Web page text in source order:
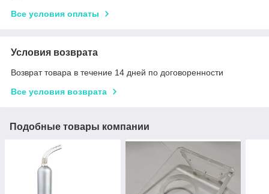
Все условия оплаты
Условия возврата
Возврат товара в течение 14 дней по договоренности
Все условия возврата
Подобные товары компании